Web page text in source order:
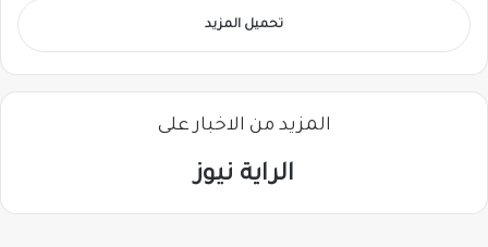
تحميل المزيد
المزيد من الاخبار على
الراية نيوز